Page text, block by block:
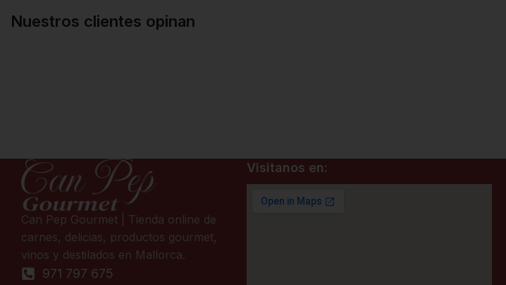
Nuestros clientes opinan
Can Pep Gourmet | Tienda online de
carnes, delicias, productos gourmet,
vinos y destilados en Mallorca.
971 797 675
Visitanos en: